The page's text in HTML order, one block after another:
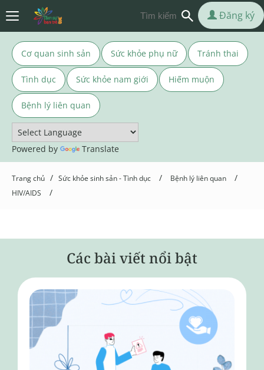
Cơ quan sinh sản Sức khỏe phụ nữ Tránh thai
Tình dục Sức khỏe nam giới Hiếm muộn
Bệnh lý liên quan
Powered by Translate
Đăng ký
Trang chủ / Sức khỏe sinh sản - Tình dục / Bệnh lý liên quan /
HIV/AIDS /
Các bài viết nổi bật